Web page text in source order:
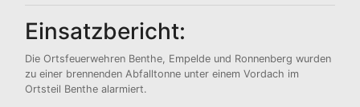
Einsatzbericht:
Die Ortsfeuerwehren Benthe, Empelde und Ronnenberg wurden
zu einer brennenden Abfalltonne unter einem Vordach im
Ortsteil Benthe alarmiert.